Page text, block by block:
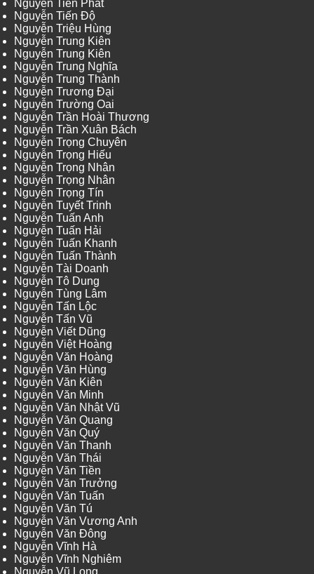
Nguyễn Tiến Phát
Nguyễn Tiến Độ
Nguyễn Triệu Hùng
Nguyễn Trung Kiên
Nguyễn Trung Kiên
Nguyễn Trung Nghĩa
Nguyễn Trung Thành
Nguyễn Trương Đại
Nguyễn Trường Oai
Nguyễn Trần Hoài Thương
Nguyễn Trần Xuân Bách
Nguyễn Trọng Chuyên
Nguyễn Trọng Hiếu
Nguyễn Trọng Nhân
Nguyễn Trọng Nhân
Nguyễn Trọng Tín
Nguyễn Tuyết Trinh
Nguyễn Tuấn Anh
Nguyễn Tuấn Hải
Nguyễn Tuấn Khanh
Nguyễn Tuấn Thành
Nguyễn Tài Doanh
Nguyễn Tô Dung
Nguyễn Tùng Lâm
Nguyễn Tấn Lộc
Nguyễn Tấn Vũ
Nguyễn Viết Dũng
Nguyễn Việt Hoàng
Nguyễn Văn Hoàng
Nguyễn Văn Hùng
Nguyễn Văn Kiên
Nguyễn Văn Minh
Nguyễn Văn Nhật Vũ
Nguyễn Văn Quang
Nguyễn Văn Quý
Nguyễn Văn Thanh
Nguyễn Văn Thái
Nguyễn Văn Tiền
Nguyễn Văn Trưởng
Nguyễn Văn Tuấn
Nguyễn Văn Tú
Nguyễn Văn Vương Anh
Nguyễn Văn Đông
Nguyễn Vĩnh Hà
Nguyễn Vĩnh Nghiêm